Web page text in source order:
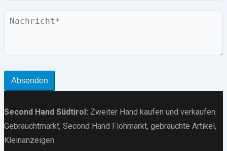
Nachricht
Absenden
Second Hand Südtirol : Zweiter Hand kaufen und verkaufen:
Gebrauchtmarkt, Second Hand Flohmarkt, gebrauchte Artikel ,
Kleinanzeigen